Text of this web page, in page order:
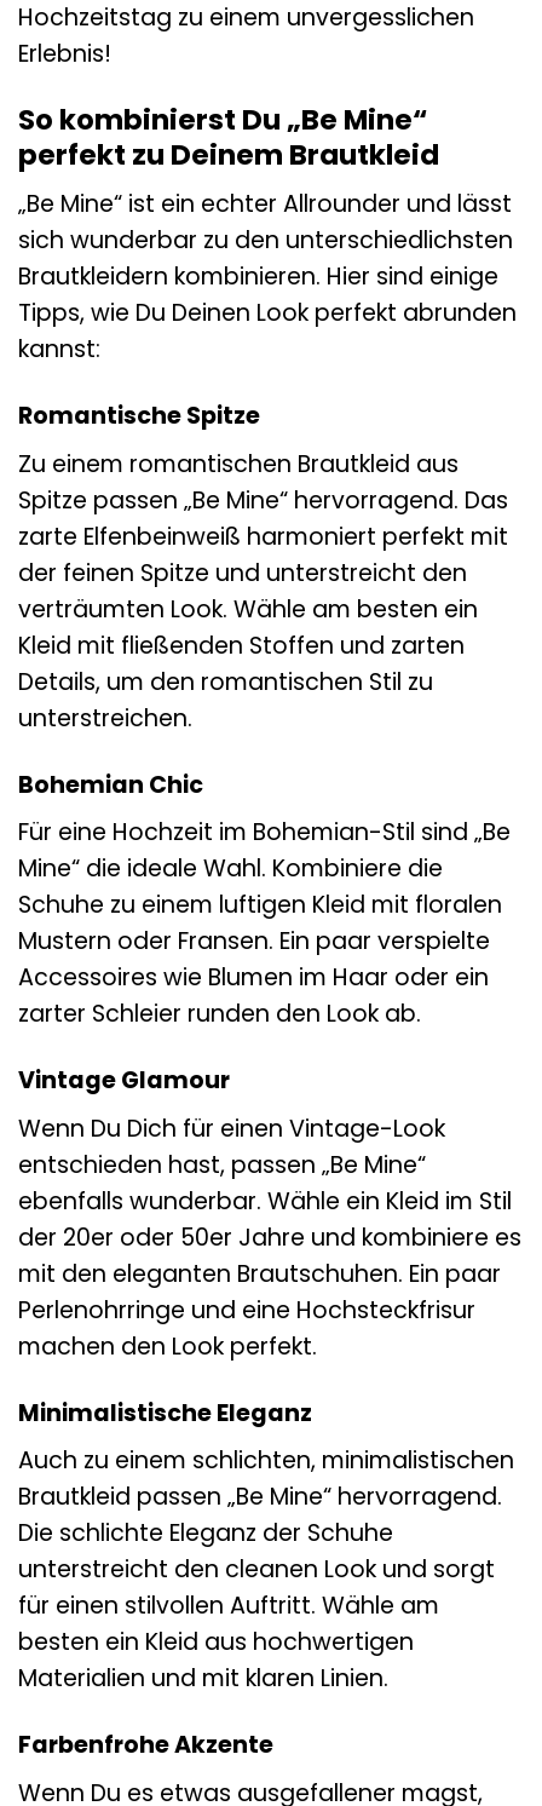
Hochzeitstag zu einem unvergesslichen
Erlebnis!
So kombinierst Du „Be Mine“
perfekt zu Deinem Brautkleid
„Be Mine“ ist ein echter Allrounder und lässt
sich wunderbar zu den unterschiedlichsten
Brautkleidern kombinieren. Hier sind einige
Tipps, wie Du Deinen Look perfekt abrunden
kannst:
Romantische Spitze
Zu einem romantischen Brautkleid aus
Spitze passen „Be Mine“ hervorragend. Das
zarte Elfenbeinweiß harmoniert perfekt mit
der feinen Spitze und unterstreicht den
verträumten Look. Wähle am besten ein
Kleid mit fließenden Stoffen und zarten
Details, um den romantischen Stil zu
unterstreichen.
Bohemian Chic
Für eine Hochzeit im Bohemian-Stil sind „Be
Mine“ die ideale Wahl. Kombiniere die
Schuhe zu einem luftigen Kleid mit floralen
Mustern oder Fransen. Ein paar verspielte
Accessoires wie Blumen im Haar oder ein
zarter Schleier runden den Look ab.
Vintage Glamour
Wenn Du Dich für einen Vintage-Look
entschieden hast, passen „Be Mine“
ebenfalls wunderbar. Wähle ein Kleid im Stil
der 20er oder 50er Jahre und kombiniere es
mit den eleganten Brautschuhen. Ein paar
Perlenohrringe und eine Hochsteckfrisur
machen den Look perfekt.
Minimalistische Eleganz
Auch zu einem schlichten, minimalistischen
Brautkleid passen „Be Mine“ hervorragend.
Die schlichte Eleganz der Schuhe
unterstreicht den cleanen Look und sorgt
für einen stilvollen Auftritt. Wähle am
besten ein Kleid aus hochwertigen
Materialien und mit klaren Linien.
Farbenfrohe Akzente
Wenn Du es etwas ausgefallener magst,